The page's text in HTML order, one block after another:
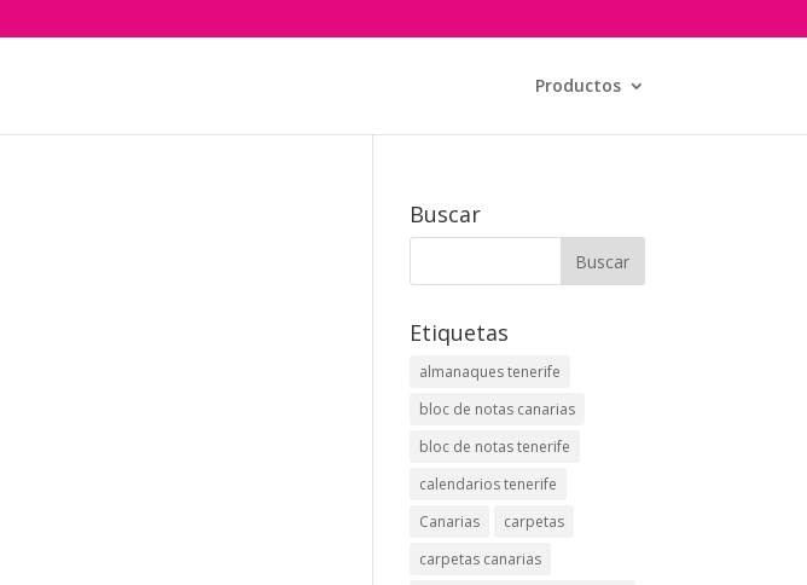
Productos
Buscar
Etiquetas
almanaques tenerife
bloc de notas canarias
bloc de notas tenerife
calendarios tenerife
Canarias
carpetas
carpetas canarias